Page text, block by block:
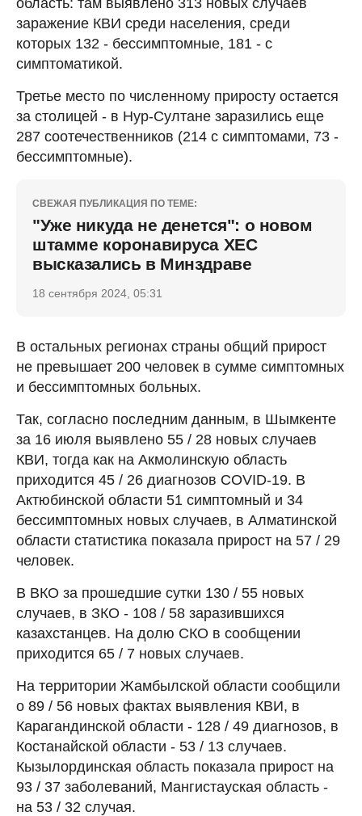
заражение КВИ среди населения, среди
которых 132 - бессимптомные, 181 - с
симптоматикой.
Третье место по численному приросту остается
за столицей - в Нур-Султане заразились еще
287 соотечественников (214 с симптомами, 73 -
бессимптомные).
СВЕЖАЯ ПУБЛИКАЦИЯ ПО ТЕМЕ:
"Уже никуда не денется": о новом
штамме коронавируса ХЕС
высказались в Минздраве
18 сентября 2024, 05:31
В остальных регионах страны общий прирост
не превышает 200 человек в сумме симптомных
и бессимптомных больных.
Так, согласно последним данным, в Шымкенте
за 16 июля выявлено 55 / 28 новых случаев
КВИ, тогда как на Акмолинскую область
приходится 45 / 26 диагнозов COVID-19. В
Актюбинской области 51 симптомный и 34
бессимптомных новых случаев, в Алматинской
области статистика показала прирост на 57 / 29
человек.
В ВКО за прошедшие сутки 130 / 55 новых
случаев, в ЗКО - 108 / 58 заразившихся
казахстанцев. На долю СКО в сообщении
приходится 65 / 7 новых случаев.
На территории Жамбылской области сообщили
о 89 / 56 новых фактах выявления КВИ, в
Карагандинской области - 128 / 49 диагнозов, в
Костанайской области - 53 / 13 случаев.
Кызылординская область показала прирост на
93 / 37 заболеваний, Мангистауская область -
на 53 / 32 случая.